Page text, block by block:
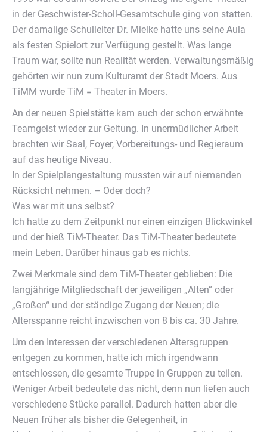
in der Geschwister-Scholl-Gesamtschule ging von statten.
Der damalige Schulleiter Dr. Mielke hatte uns seine Aula
als festen Spielort zur Verfügung gestellt. Was lange
Traum war, sollte nun Realität werden. Verwaltungsmäßig
gehörten wir nun zum Kulturamt der Stadt Moers. Aus
TiMM wurde TiM = Theater in Moers.
An der neuen Spielstätte kam auch der schon erwähnte
Teamgeist wieder zur Geltung. In unermüdlicher Arbeit
brachten wir Saal, Foyer, Vorbereitungs- und Regieraum
auf das heutige Niveau.
In der Spielplangestaltung mussten wir auf niemanden
Rücksicht nehmen. – Oder doch?
Was war mit uns selbst?
Ich hatte zu dem Zeitpunkt nur einen einzigen Blickwinkel
und der hieß TiM-Theater. Das TiM-Theater bedeutete
mein Leben. Darüber hinaus gab es nichts.
Zwei Merkmale sind dem TiM-Theater geblieben: Die
langjährige Mitgliedschaft der jeweiligen „Alten“ oder
„Großen“ und der ständige Zugang der Neuen; die
Altersspanne reicht inzwischen von 8 bis ca. 30 Jahre.
Um den Interessen der verschiedenen Altersgruppen
entgegen zu kommen, hatte ich mich irgendwann
entschlossen, die gesamte Truppe in Gruppen zu teilen.
Weniger Arbeit bedeutete das nicht, denn nun liefen auch
verschiedene Stücke parallel. Dadurch hatten aber die
Neuen früher als bisher die Gelegenheit, in